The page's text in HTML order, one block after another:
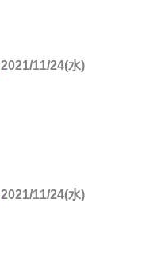
2021/11/24(水)
2021/11/24(水)